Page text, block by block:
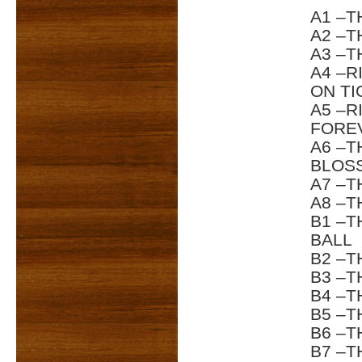
A1
A2
A3
A4
ON
A5
A6
A7
A8
B1
BALL
B2
B3
B4
B5
B6
B7